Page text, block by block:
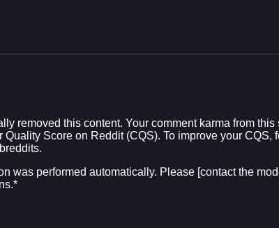
removed this content. Your comment karma from
Quality Score on Reddit (CQS). To improve your
was performed automatically. Please [contact the